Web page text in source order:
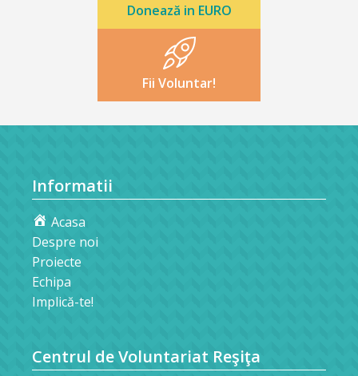
Donează in EURO
Fii Voluntar!
Informatii
Acasa
Despre noi
Proiecte
Echipa
Implică-te!
Centrul de Voluntariat Reşiţa